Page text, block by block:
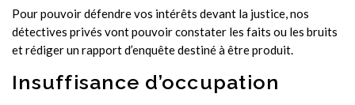
Pour pouvoir défendre vos intérêts devant la justice, nos
détectives privés vont pouvoir constater les faits ou les bruits
et rédiger un rapport d’enquête destiné à être produit.
Insuffisance d’occupation